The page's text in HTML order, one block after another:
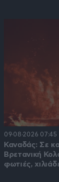
09·08·2026 07:45
Καναδάς: Σε
Βρετανική
φωτιές,